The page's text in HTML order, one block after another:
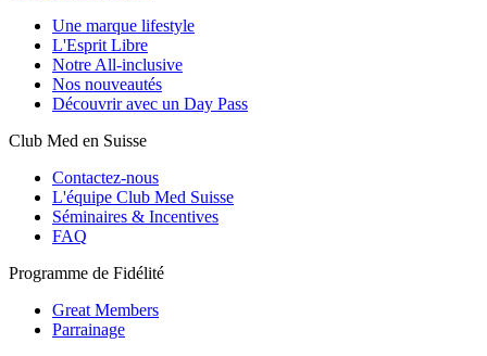
Une marque lifestyle
L'Esprit Libre
Notre All-inclusive
Nos nouveautés
Découvrir avec un Day Pass
Club Med en Suisse
Contactez-nous
L'équipe Club Med Suisse
Séminaires & Incentives
FAQ
Programme de Fidélité
Great Members
Parrainage